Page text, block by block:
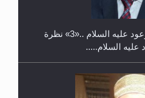
رأيٌ في لغة المسيح الموعود عليه السلام ..«3» نظرة
السلام.....